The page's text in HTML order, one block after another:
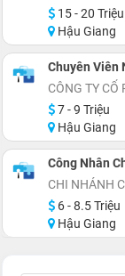
15 - 20 Triệu
Hậu Giang
Chuyên Viên
CÔNG TY
7 - 9 Triệu
Hậu Giang
Công Nhân
CHI NHÁNH
6 - 8.5 Triệu
Hậu Giang